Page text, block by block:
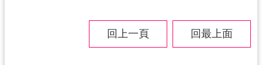
回上一頁 回最上面